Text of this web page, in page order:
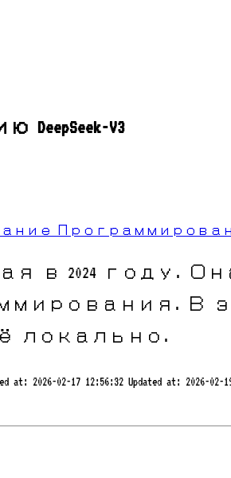
V3
в 2024 году.
В
локально.
at: 2026-02-17 12:56:32 Updated at: 2026-02-